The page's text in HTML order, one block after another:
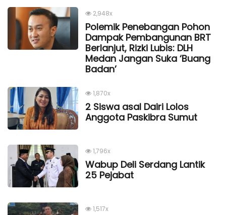
2,948x
Polemik Penebangan Pohon
Dampak Pembangunan BRT
Berlanjut, Rizki Lubis: DLH
Medan Jangan Suka ‘Buang
Badan’
1,870x
2 Siswa asal Dairi Lolos
Anggota Paskibra Sumut
1,796x
Wabup Deli Serdang Lantik
25 Pejabat
1,517x